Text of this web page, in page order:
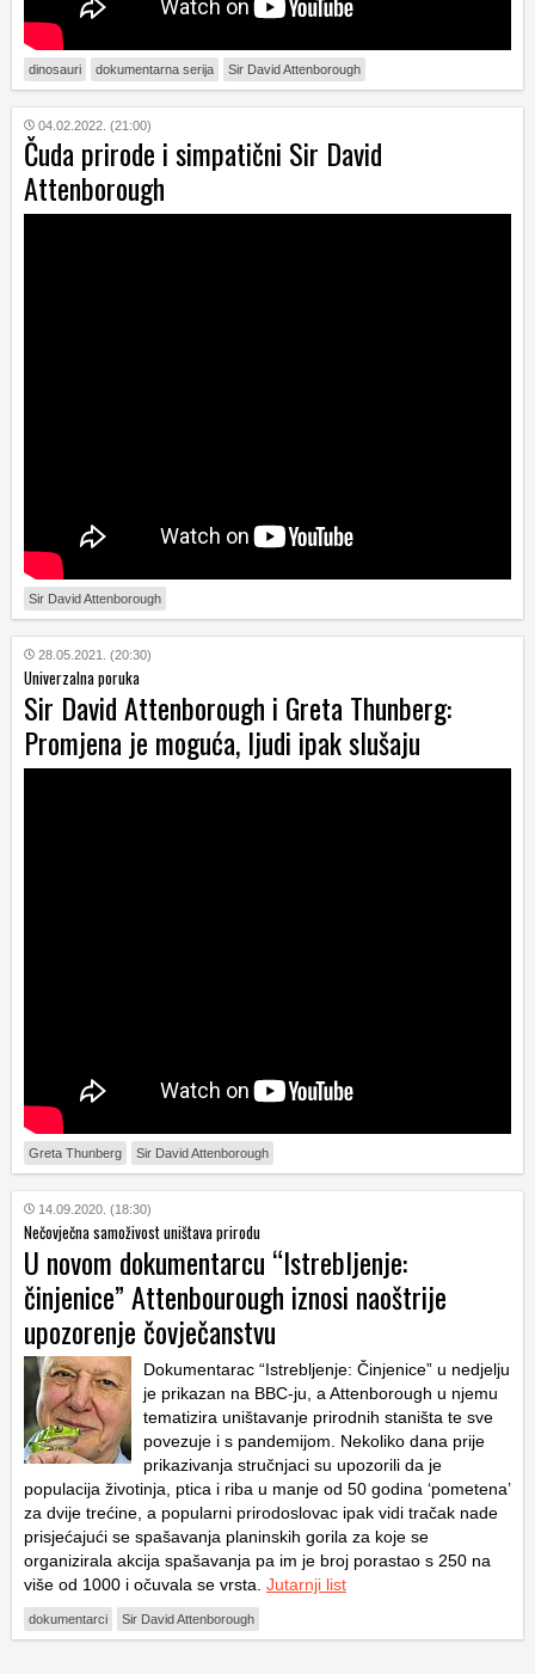
dinosauri dokumentarna serija Sir David Attenborough
04.02.2022. (21:00)
Čuda prirode i simpatični Sir David
Attenborough
Sir David Attenborough
28.05.2021. (20:30)
Univerzalna poruka
Sir David Attenborough i Greta Thunberg:
Promjena je moguća, ljudi ipak slušaju
Greta Thunberg Sir David Attenborough
14.09.2020. (18:30)
Nečovječna samoživost uništava prirodu
U novom dokumentarcu “Istrebljenje:
činjenice” Attenbourough iznosi naoštrije
upozorenje čovječanstvu
Dokumentarac “Istrebljenje: Činjenice” u nedjelju
je prikazan na BBC-ju, a Attenborough u njemu
tematizira uništavanje prirodnih staništa te sve
povezuje i s pandemijom. Nekoliko dana prije
prikazivanja stručnjaci su upozorili da je
populacija životinja, ptica i riba u manje od 50 godina ‘pometena’
za dvije trećine, a popularni prirodoslovac ipak vidi tračak nade
prisjećajući se spašavanja planinskih gorila za koje se
organizirala akcija spašavanja pa im je broj porastao s 250 na
više od 1000 i očuvala se vrsta. Jutarnji list
dokumentarci Sir David Attenborough